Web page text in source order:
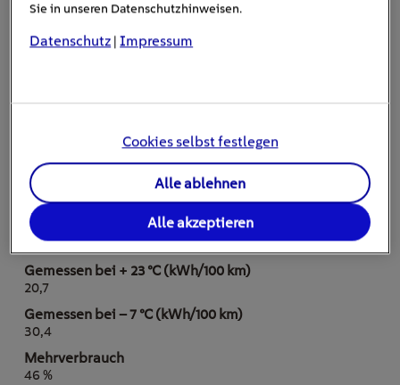
BYD Atto 3
18,2
38 %
Audi Q4 e-tron 50
20,7
30,4
46 %
Sie in unseren Datenschutzhinweisen.
Datenschutz |Impressum
Cookies selbst festlegen
Alle ablehnen
Alle akzeptieren